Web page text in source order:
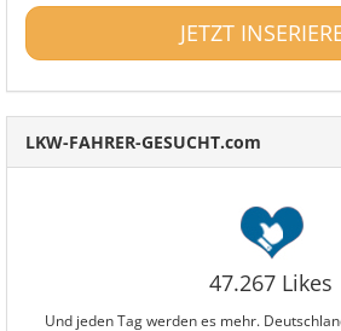
JETZT
LKW-FAHRER-GESUCHT.com
47.267 Likes
Und jeden Tag werden es mehr.